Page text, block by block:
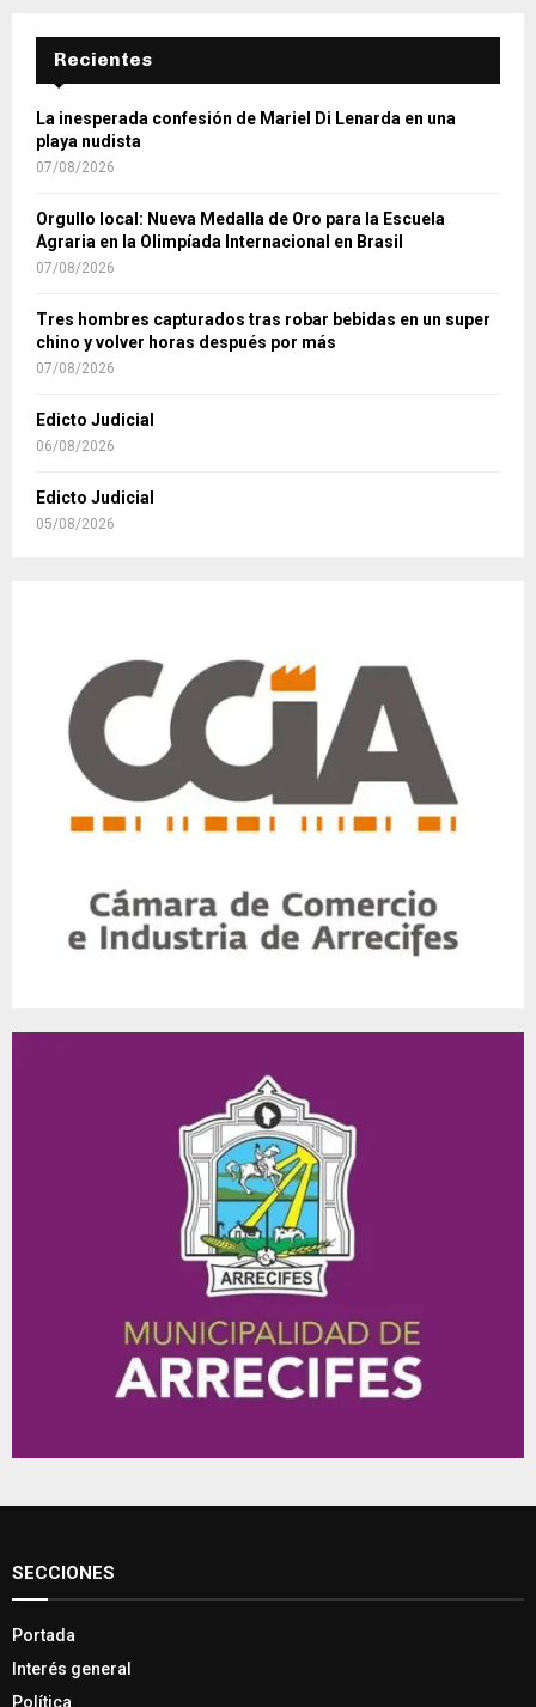
Recientes
La inesperada confesión de Mariel Di Lenarda en una
playa nudista
07/08/2026
Orgullo local: Nueva Medalla de Oro para la Escuela
Agraria en la Olimpíada Internacional en Brasil
07/08/2026
Tres hombres capturados tras robar bebidas en un super
chino y volver horas después por más
07/08/2026
Edicto Judicial
06/08/2026
Edicto Judicial
05/08/2026
SECCIONES
Portada
Interés general
Política